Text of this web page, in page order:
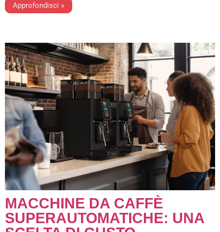
Approfondisci »
MACCHINE DA CAFFÈ
SUPERAUTOMATICHE: UNA